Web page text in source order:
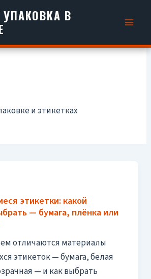
В
и этикетках
этикетки: какой
— бумага, плёнка или
отличаются материалы
этикеток — бумага, белая
— и как выбрать